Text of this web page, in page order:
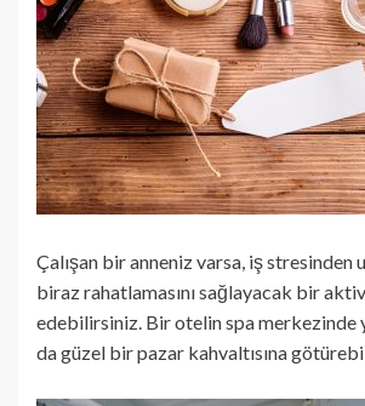
Çalışan bir anneniz varsa, iş stresinden
biraz rahatlamasını sağlayacak bir
edebilirsiniz. Bir otelin spa merkezinde
da güzel bir pazar kahvaltısına